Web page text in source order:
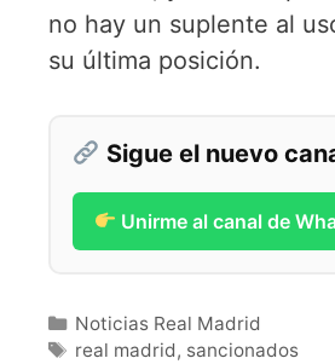
no hay un suplente al
su última posición.
Sigue el nuevo
Unirme al canal de
Categorías
Noticias Real Madrid
Etiquetas
real madrid, sancionados